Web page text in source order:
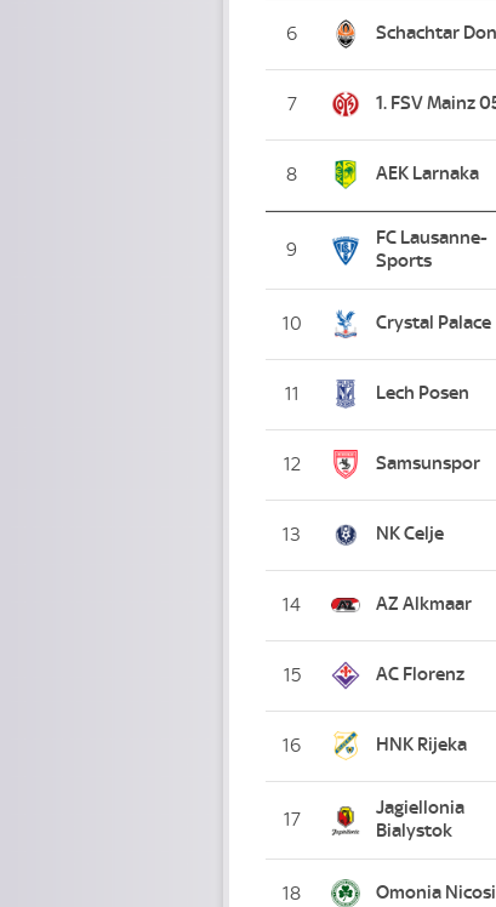
6 Schachtar
7 1. FSV Mainz
8 AEK Larnaka
9
FC Lausanne-
Sports
10 Crystal Palace
11 Lech Posen
12 Samsunspor
13 NK Celje
14 AZ Alkmaar
15 AC Florenz
16 HNK Rijeka
17
Jagiellonia
Bialystok
18 Omonia